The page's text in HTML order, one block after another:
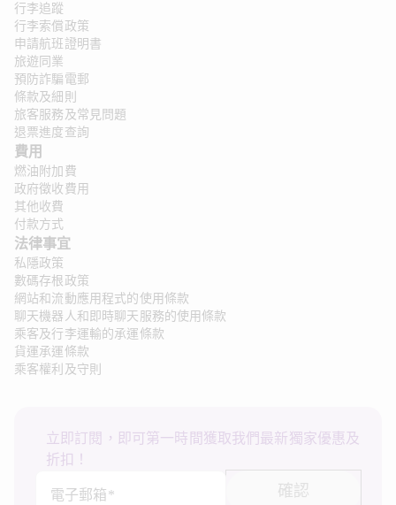
行李追蹤
行李索償政策
申請航班證明書
旅遊同業
預防詐騙電郵
條款及細則
旅客服務及常見問題
退票進度查詢
費用
燃油附加費
政府徵收費用
其他收費
付款方式
法律事宜
私隱政策
數碼存根政策
網站和流動應用程式的使用條款
聊天機器人和即時聊天服務的使用條款
乘客及行李運輸的承運條款
貨運承運條款
乘客權利及守則
立即訂閱，即可第一時間獲取我們最新獨家優惠及
折扣！
電子郵箱*
確認